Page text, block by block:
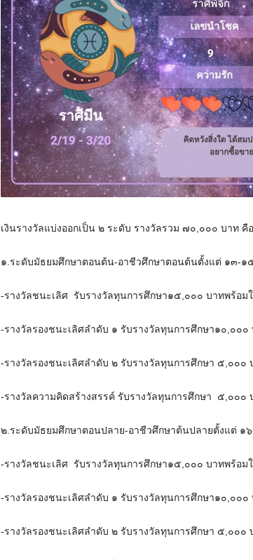
เงินรางวัลแบ่งออกเป็น ๒ ระดับ รางวัลรวม ๗๐,๐๐๐ บาท คือ
๑.ระดับมัธยมศึกษาตอนต้น-อาชีวศึกษาตอนต้น​​​ตั้งแต่ ๑๓-๑
-รางวัลชนะเลิศ ​ รับรางวัลทุนการศึกษา​​๑๕,๐๐๐ บาท​พร้อม
-รางวัลรองชนะเลิศลำดับ ๑ รับรางวัลทุนการศึกษา​​๑๐,๐๐
-รางวัลรองชนะเลิศลำดับ ๒ รับรางวัลทุนการศึกษา​​ ๕,๐๐๐
-รางวัลความคิดสร้างสรรค์ รับรางวัลทุนการศึกษา​ ​ ๕,๐๐๐
๒.ระดับมัธยมศึกษาตอนปลาย-อาชีวศึกษาต้นปลาย​ตั้งแต่ ๑
-รางวัลชนะเลิศ ​​ รับรางวัลทุนการศึกษา​​๑๕,๐๐๐ บาท​พร้อม
-รางวัลรองชนะเลิศลำดับ ๑ รับรางวัลทุนการศึกษา​​๑๐,๐๐
-รางวัลรองชนะเลิศลำดับ ๒ รับรางวัลทุนการศึกษา​​ ๕,๐๐๐